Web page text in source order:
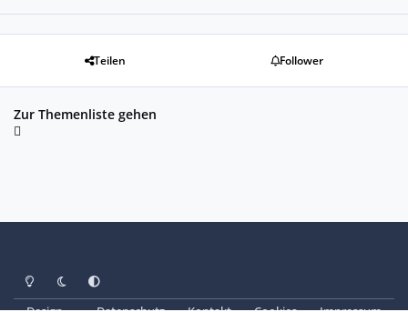
Teilen Follower
Zur Themenliste gehen
Heller ModusDunkler Modus
Systemeinstellung